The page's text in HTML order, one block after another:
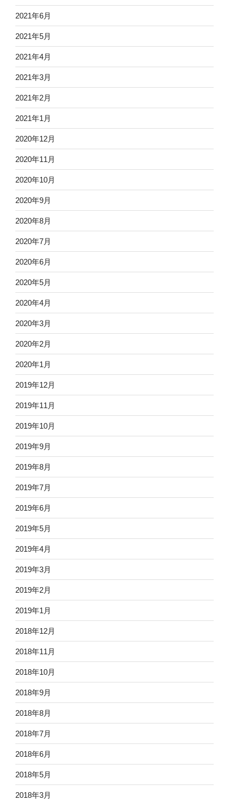
2021年6月
2021年5月
2021年4月
2021年3月
2021年2月
2021年1月
2020年12月
2020年11月
2020年10月
2020年9月
2020年8月
2020年7月
2020年6月
2020年5月
2020年4月
2020年3月
2020年2月
2020年1月
2019年12月
2019年11月
2019年10月
2019年9月
2019年8月
2019年7月
2019年6月
2019年5月
2019年4月
2019年3月
2019年2月
2019年1月
2018年12月
2018年11月
2018年10月
2018年9月
2018年8月
2018年7月
2018年6月
2018年5月
2018年3月